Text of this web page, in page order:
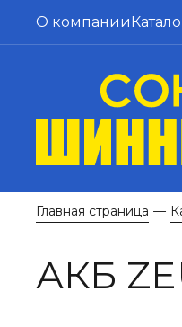
О компании
Главная страница —
АКБ